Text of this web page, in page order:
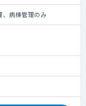
、病棟管理のみ
ごまち」、依頼を受け
の
。
日、老健木の実・特養
す